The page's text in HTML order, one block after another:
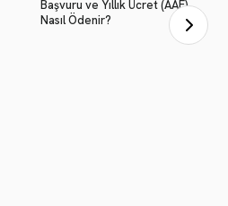
Başvuru ve Yıllık Ücret (AAF)
Nasıl Ödenir?